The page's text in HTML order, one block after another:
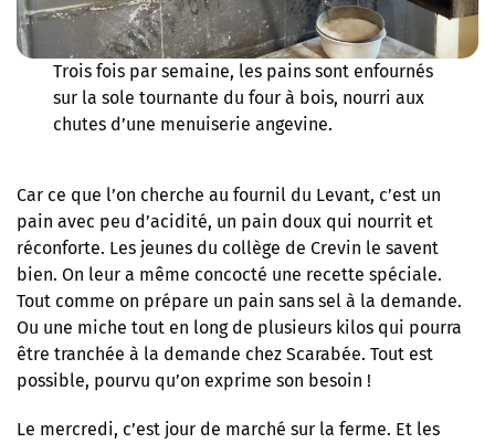
Trois fois par semaine, les pains sont enfournés
sur la sole tournante du four à bois, nourri aux
chutes d’une menuiserie angevine.
Car ce que l’on cherche au fournil du Levant, c’est un
pain avec peu d’acidité, un pain doux qui nourrit et
réconforte. Les jeunes du collège de Crevin le savent
bien. On leur a même concocté une recette spéciale.
Tout comme on prépare un pain sans sel à la demande.
Ou une miche tout en long de plusieurs kilos qui pourra
être tranchée à la demande chez Scarabée. Tout est
possible, pourvu qu’on exprime son besoin !
Le mercredi, c’est jour de marché sur la ferme. Et les